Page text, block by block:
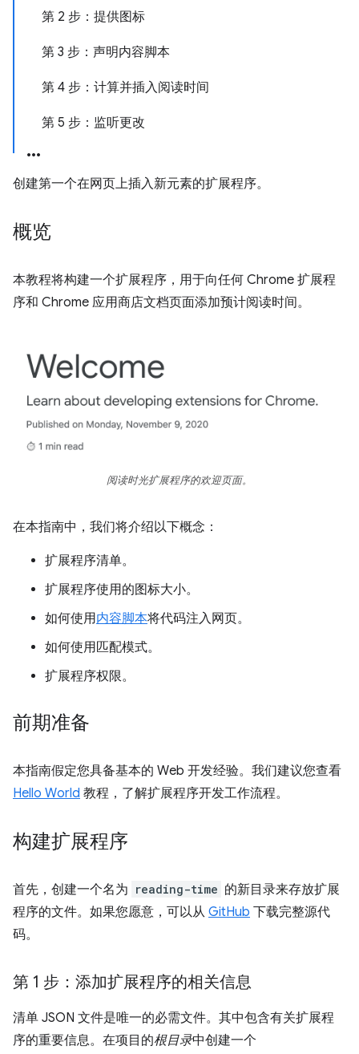
第 2 步：提供图标
第 3 步：声明内容脚本
第 4 步：计算并插入阅读时间
第 5 步：监听更改
创建第一个在网页上插入新元素的扩展程序。
概览
本教程将构建一个扩展程序，用于向任何 Chrome 扩展程
序和 Chrome 应用商店文档页面添加预计阅读时间。
阅读时光扩展程序的欢迎页面。
在本指南中，我们将介绍以下概念：
扩展程序清单。
扩展程序使用的图标大小。
如何使用内容脚本将代码注入网页。
如何使用匹配模式。
扩展程序权限。
前期准备
本指南假定您具备基本的 Web 开发经验。我们建议您查看
Hello World 教程，了解扩展程序开发工作流程。
构建扩展程序
首先，创建一个名为 reading-time 的新目录来存放扩展
程序的文件。如果您愿意，可以从 GitHub 下载完整源代
码。
第 1 步：添加扩展程序的相关信息
清单 JSON 文件是唯一的必需文件。其中包含有关扩展程
序的重要信息。在项目的根目录中创建一个